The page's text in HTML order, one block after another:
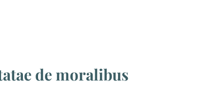
de moralibus